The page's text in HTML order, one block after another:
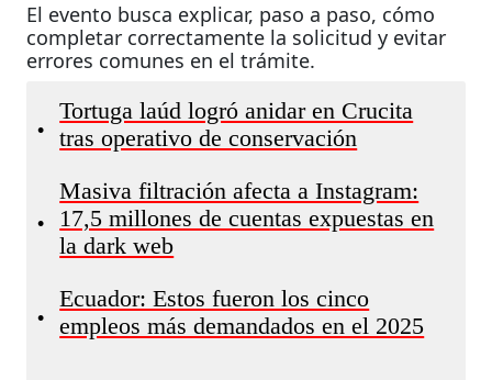
El evento busca explicar, paso a paso, cómo
completar correctamente la solicitud y evitar
errores comunes en el trámite.
•
Tortuga laúd logró anidar en Crucita
tras operativo de conservación
•
Masiva filtración afecta a Instagram:
17,5 millones de cuentas expuestas en
la dark web
•
Ecuador: Estos fueron los cinco
empleos más demandados en el 2025